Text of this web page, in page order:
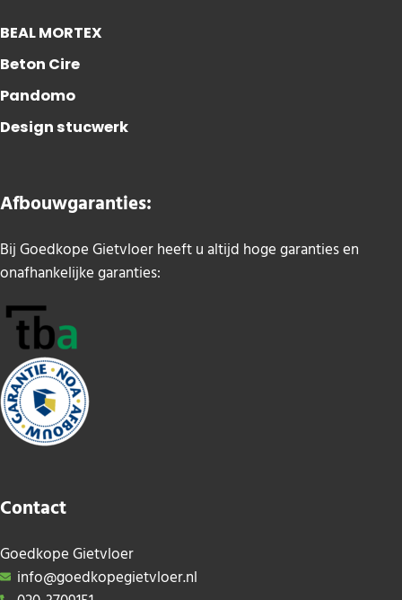
BEAL MORTEX
Beton Cire
Pandomo
Design stucwerk
Afbouwgaranties:
Bij Goedkope Gietvloer heeft u altijd hoge garanties en
onafhankelijke garanties:
Contact
Goedkope Gietvloer
info@goedkopegietvloer.nl